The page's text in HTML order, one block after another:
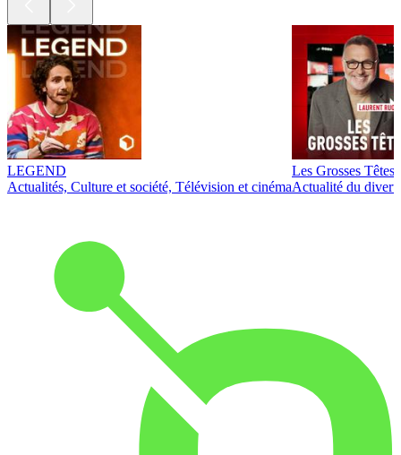
LEGEND
Actualités, Culture et société, Télévision et cinéma
Les Grosses Têtes
Actualité du